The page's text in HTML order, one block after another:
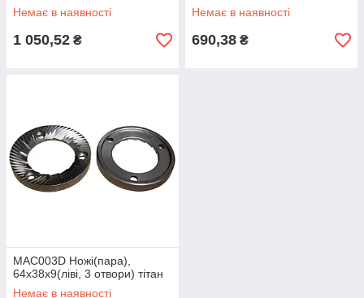
Немає в наявності
1 050,52 ₴
Немає в наявності
690,38 ₴
MAC003D Ножі(пара),
64х38х9(ліві, 3 отвори) тітан
Немає в наявності